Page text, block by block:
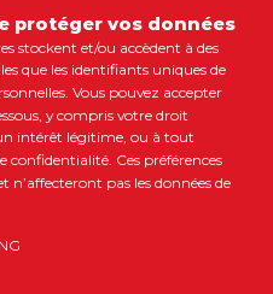
höherer Gewalt
allgemein in den
Erfüllung des
und erwarteten
Panne oder
und/oder
die die
Dienste verhindern.
protéger vos données
stockent et/ou accèdent à des
que les identifiants uniques de
Vous pouvez accepter
y compris votre droit
intérêt légitime, ou à tout
Ces préférences
n’affecteront pas les données de